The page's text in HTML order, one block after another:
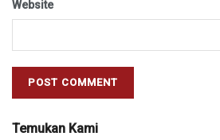
Website
Temukan Kami